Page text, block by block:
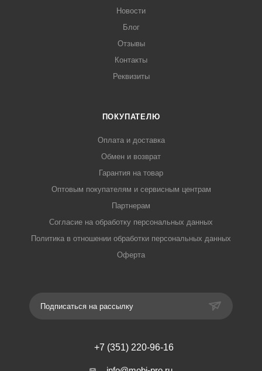
Новости
Блог
Отзывы
Контакты
Реквизиты
ПОКУПАТЕЛЮ
Оплата и доставка
Обмен и возврат
Гарантия на товар
Оптовым покупателям и сервисным центрам
Партнерам
Согласие на обработку персональных данных
Политика в отношении обработки персональных данных
Оферта
Подписаться на рассылку
+7 (351) 220-96-16